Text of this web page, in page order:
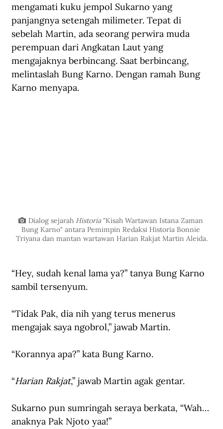
mengamati kuku jempol Sukarno yang
panjangnya setengah milimeter. Tepat di
sebelah Martin, ada seorang perwira muda
perempuan dari Angkatan Laut yang
mengajaknya berbincang. Saat berbincang,
melintaslah Bung Karno. Dengan ramah Bung
Karno menyapa.
Dialog sejarah Historia "Kisah Wartawan Istana Zaman
Bung Karno" antara Pemimpin Redaksi Historia Bonnie
Triyana dan mantan wartawan Harian Rakjat Martin Aleida.
“Hey, sudah kenal lama ya?” tanya Bung Karno
sambil tersenyum.
“Tidak Pak, dia nih yang terus menerus
mengajak saya ngobrol,” jawab Martin.
“Korannya apa?” kata Bung Karno.
“Harian Rakjat,” jawab Martin agak gentar.
Sukarno pun sumringah seraya berkata, “Wah…
anaknya Pak Njoto yaa!”